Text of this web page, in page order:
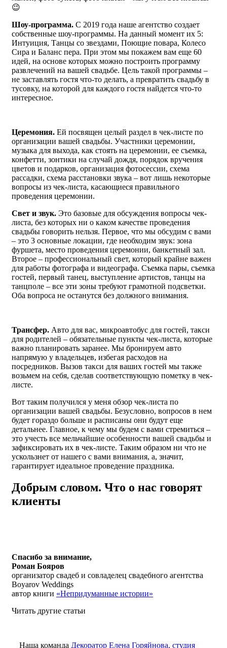
😉
Шоу-программа. С 2019 года наше агентство создает
собственные шоу-программы. На данный момент их 5:
Интуиция, Танцы со звездами, Поющие повара, Колесо
Сира и Баланс пера. При этом мы покажем вам еще 60
идей, на основе которых можно построить программу
развлечений на вашей свадьбе. Цель такой программы –
не заставлять гостя что-то делать, а превратить свадьбу в
тусовку, на которой для каждого гостя найдется что-то
интересное.
Церемония. Ей посвящен целый раздел в чек-листе по
организации вашей свадьбы. Участники церемонии,
музыка для выхода, как стоять на церемонии, ее съемка,
конфетти, зонтики на случай дождя, порядок вручения
цветов и подарков, организация фотосессии, схема
рассадки, схема расстановки звука – вот лишь некоторые
вопросы из чек-листа, касающиеся правильного
проведения церемонии.
Свет и звук. Это базовые для обсуждения вопросы чек-
листа, без которых ни о каком качестве проведения
свадьбы говорить нельзя. Первое, что мы обсудим с вами
– это 3 основные локации, где необходим звук: зона
фуршета, место проведения церемонии, банкетный зал.
Второе – профессиональный свет, который крайне важен
для работы фотографа и видеографа. Съемка пары, съемка
гостей, первый танец, выступление артистов, танцы на
танцполе – все эти зоны требуют грамотной подсветки.
Оба вопроса не останутся без должного внимания.
Трансфер. Авто для вас, микроавтобус для гостей, такси
для родителей – обязательные пункты чек-листа, которые
важно планировать заранее. Мы бронируем авто
напрямую у владельцев, избегая расходов на
посредников. Вызов такси для ваших гостей мы также
возьмем на себя, сделав соответствующую пометку в чек-
листе.
Вот таким получился у меня обзор чек-листа по
организации вашей свадьбы. Безусловно, вопросов в нем
будет гораздо больше и расписаны они будут еще
детальнее. Главное, к чему мы будем с вами стремиться –
это учесть все мельчайшие особенности вашей свадьбы и
зафиксировать их в чек-листе. Таким образом ни что не
ускользнет от нашего с вами внимания, а, значит,
гарантирует идеальное проведение праздника.
Добрым словом. Что о нас говорят
клиенты
Спасибо за внимание,
Роман Бояров
организатор свадеб и совладелец свадебного агентства
Boyarov Weddings
автор книги «Непридуманные истории»
Читать другие статьи
Наша команда Декоратор Елена Горяйнова, студия